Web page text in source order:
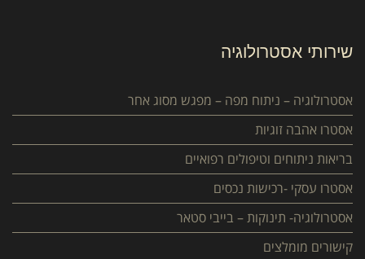
שירותי אסטרולוגיה
אסטרולוגיה – ניתוח מפה – מפגש מסוג אחר
אסטרו אהבה זוגיות
בריאות ניתוחים וטיפולים רפואיים
אסטרו עסקי -רכישות נכסים
אסטרולוגיה- תינוקות – בייבי סטאר
קישורים מומלצים